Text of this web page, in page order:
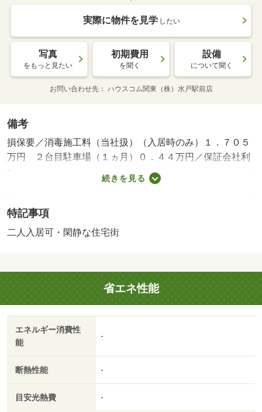
実際に物件を見学 したい
写真
をもっと見たい
初期費用
を聞く
設備
について聞く
お問い合わせ先 ハウスコム関東（株）水戸駅前店
備考
損保要／消毒施工料（当社扱）（入居時のみ）１．７０５
万円 ２台目駐車場（１ヵ月）０．４４万円／保証会社利
用必：保証人代行サービス保証料・家賃集金サービス手数
料 １０ ０００円／入居時、以降は月額賃料の１％／毎
クリーニング代５８ ３００円（退去時）、消毒施工料
（当社扱） １７ ０５０円／入居時のみ、保険加入義務
ーホン／浴室乾燥機／室内洗濯置／シューズボックス／シ
ステムキッチン／追焚機能浴室／温水洗浄便座／洗面所独
立／洗面化粧台／２口コンロ／宅配ボックス／礼金不要／
閑静な住宅地／対面式キッチン／防犯カメラ／全居室洋室
／ウォークインクロゼット／単身者相談／敷金１ヶ月／二
人入居相談／全居室フローリング／エアコン２台／床下収
／築５年以内／キッチン未使用／プロパンガス／インナー
バルコニー／ＢＳ／ＩＴ重説 対応物件／マクドナルド
５０号水戸大塚店（飲食店）まで５２８ｍ／セブンイレブ
続きを見る
特記事項
二人入居可・閑静な住宅街
省エネ性能
エネルギー消費性
能
-
断熱性能 -
目安光熱費 -